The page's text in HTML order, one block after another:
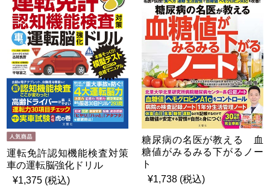
運転免許認知機能検査対策
車の運転脳強化ドリル
¥1,375 (税込)
糖尿病の名医が教える 血
糖値がみるみる下がるノー
ト
¥1,738 (税込)